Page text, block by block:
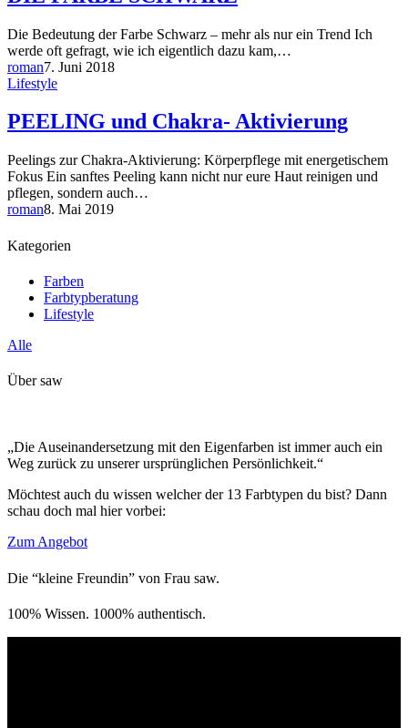
Die Bedeutung der Farbe Schwarz – mehr als nur ein Trend Ich
werde oft gefragt, wie ich eigentlich dazu kam,…
roman7. Juni 2018
Lifestyle
PEELING und Chakra- Aktivierung
Peelings zur Chakra-Aktivierung: Körperpflege mit energetischem
Fokus Ein sanftes Peeling kann nicht nur eure Haut reinigen und
pflegen, sondern auch…
roman8. Mai 2019
Kategorien
Farben
Farbtypberatung
Lifestyle
Alle
Über saw
„Die Auseinandersetzung mit den Eigenfarben ist immer auch ein
Weg zurück zu unserer ursprünglichen Persönlichkeit.“
Möchtest auch du wissen welcher der 13 Farbtypen du bist? Dann
schau doch mal hier vorbei:
Zum Angebot
Die “kleine Freundin” von Frau saw.
100% Wissen. 1000% authentisch.